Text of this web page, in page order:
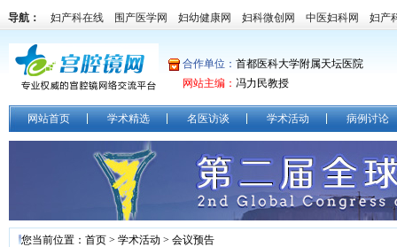
导航： 妇产科在线 围产医学网 妇幼健康网 妇科微创网 中医妇科网 妇产
合作单位： 首都医科大学附属天坛医院
网站主编： 冯力民教授
网站首页 学术精选 名医访谈 学术活动 病例讨论
您当前位置： 首页 > 学术活动 > 会议预告